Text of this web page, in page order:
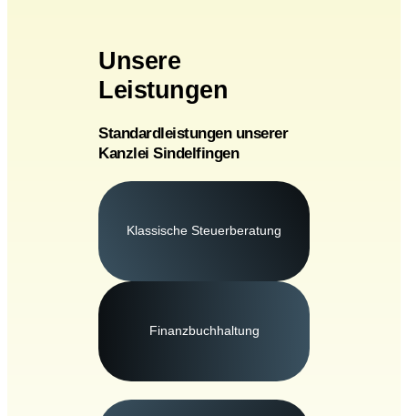
Unsere
Leistungen
Standardleistungen unserer
Kanzlei Sindelfingen
Klassische Steuerberatung
Finanzbuchhaltung